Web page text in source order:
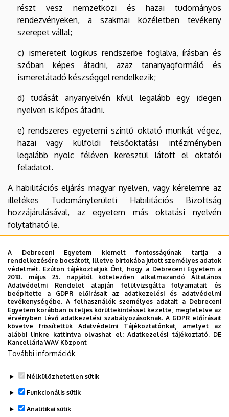
részt vesz nemzetközi és hazai tudományos
rendezvényeken, a szakmai közéletben tevékeny
szerepet vállal;
c) ismereteit logikus rendszerbe foglalva, írásban és
szóban képes átadni, azaz tananyagformáló és
ismeretátadó készséggel rendelkezik;
d) tudását anyanyelvén kívül legalább egy idegen
nyelven is képes átadni.
e) rendszeres egyetemi szintű oktató munkát végez,
hazai vagy külföldi felsőoktatási intézményben
legalább nyolc féléven keresztül látott el oktatói
feladatot.
A habilitációs eljárás magyar nyelven, vagy kérelemre az
illetékes Tudományterületi Habilitációs Bizottság
hozzájárulásával, az egyetem más oktatási nyelvén
folytatható le.
Agrártudományok
Bölcsészettudományok
Műszaki tudományok
Orvos- és egészségtudományok
Társadalomtudományok
Természettudományok
Legutóbb frissítve: 2025. 10. 14. 10:54
A Debreceni Egyetem kiemelt fontosságúnak tartja a
rendelkezésére bocsátott, illetve birtokába jutott személyes adatok
védelmét. Ezúton tájékoztatjuk Önt, hogy a Debreceni Egyetem a
2018. május 25. napjától kötelezően alkalmazandó Általános
Adatvédelmi Rendelet alapján felülvizsgálta folyamatait és
beépítette a GDPR előírásait az adatkezelési és adatvédelmi
tevékenységébe. A felhasználók személyes adatait a Debreceni
Egyetem korábban is teljes körültekintéssel kezelte, megfelelve az
érvényben lévő adatkezelési szabályozásoknak. A GDPR előírásait
követve frissítettük Adatvédelmi Tájékoztatónkat, amelyet az
alábbi linkre kattintva olvashat el:Adatkezelési tájékoztató. DE
Kancellária WAV Központ
További információk
Nélkülözhetetlen sütik
Funkcionális sütik
Analitikai sütik